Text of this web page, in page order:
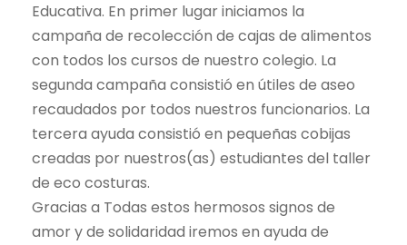
Educativa. En primer lugar iniciamos la
campaña de recolección de cajas de alimentos
con todos los cursos de nuestro colegio. La
segunda campaña consistió en útiles de aseo
recaudados por todos nuestros funcionarios. La
tercera ayuda consistió en pequeñas cobijas
creadas por nuestros(as) estudiantes del taller
de eco costuras.
Gracias a Todas estos hermosos signos de
amor y de solidaridad iremos en ayuda de